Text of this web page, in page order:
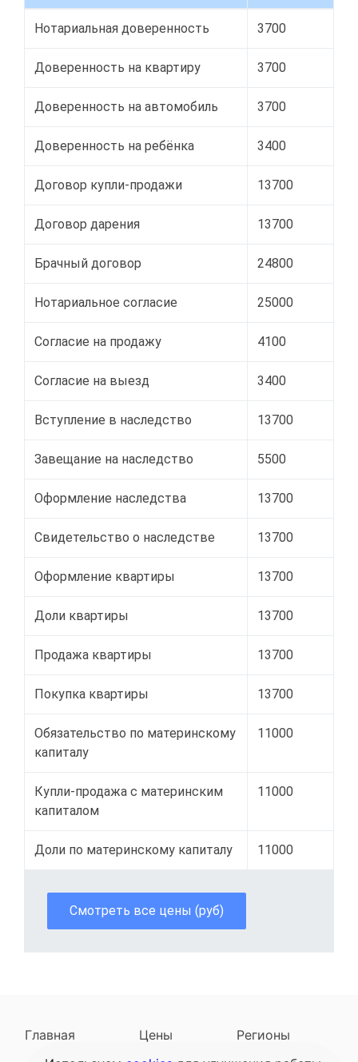
Нотариальная доверенность 3700
Доверенность на квартиру 3700
Доверенность на автомобиль 3700
Доверенность на ребёнка 3400
Договор купли-продажи 13700
Договор дарения 13700
Брачный договор 24800
Нотариальное согласие 25000
Согласие на продажу 4100
Согласие на выезд 3400
Вступление в наследство 13700
Завещание на наследство 5500
Оформление наследства 13700
Свидетельство о наследстве 13700
Оформление квартиры 13700
Доли квартиры 13700
Продажа квартиры 13700
Покупка квартиры 13700
Обязательство по материнскому
капиталу
11000
Купли-продажа с материнским
капиталом
11000
Доли по материнскому капиталу 11000
Смотреть все цены (руб)
Главная Цены
Регионы